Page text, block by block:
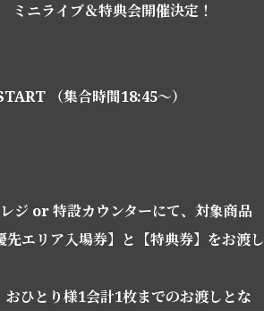
ニライブ＆特典会開催決定！
（集合時間18:45〜）
ジ or 特設カウンターにて、対象商品
エリア入場券】と【特典券】をお渡し
ひとり様1会計1枚までのお渡しとな